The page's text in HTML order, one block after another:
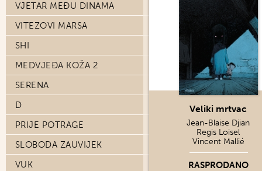
VJETAR MEĐU DINAMA
VITEZOVI MARSA
SHI
MEDVJEĐA KOŽA 2
SERENA
D
PRIJE POTRAGE
SLOBODA ZAUVIJEK
VUK
Veliki mrtvac
Jean-Blaise Djian
Regis Loisel
Vincent Mallié
RASPRODANO